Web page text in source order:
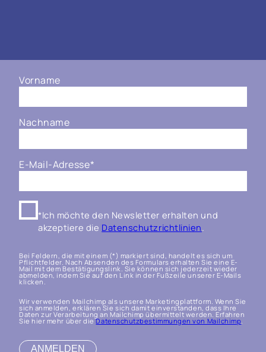
Vorname
Nachname
E-Mail-Adresse*
*Ich möchte den Newsletter erhalten und
akzeptiere die Datenschutzrichtlinien.
Bei Feldern, die mit einem (*) markiert sind, handelt es sich um
Pflichtfelder. Nach Absenden des Formulars erhalten Sie eine E-
Mail mit dem Bestätigungslink. Sie können sich jederzeit wieder
abmelden, indem Sie auf den Link in der Fußzeile unserer E-Mails
klicken.
Wir verwenden Mailchimp als unsere Marketingplattform. Wenn Sie
sich anmelden, erklären Sie sich damit einverstanden, dass Ihre
Daten zur Verarbeitung an Mailchimp übermittelt werden. Erfahren
Sie hier mehr über dieDatenschutzbestimmungen von Mailchimp.